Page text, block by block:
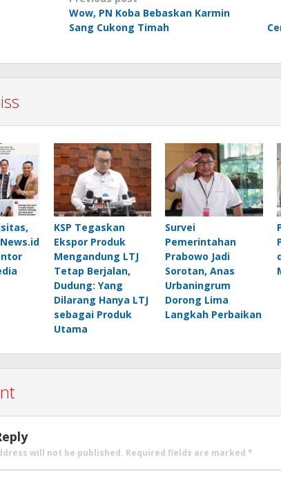
navigation
Wow, PN Koba Bebaskan Karmin
Sang Cukong Timah
KSP Tegaskan
Ekspor Produk
Mengandung LTJ
Tetap Berjalan,
Dudung: Yang
Dilarang Hanya LTJ
sebagai Produk
Utama
Survei
Pemerintahan
Prabowo Jadi
Sorotan, Anas
Urbaningrum
Dorong Lima
Langkah Perbaikan
will not be published. Required fields are marked *